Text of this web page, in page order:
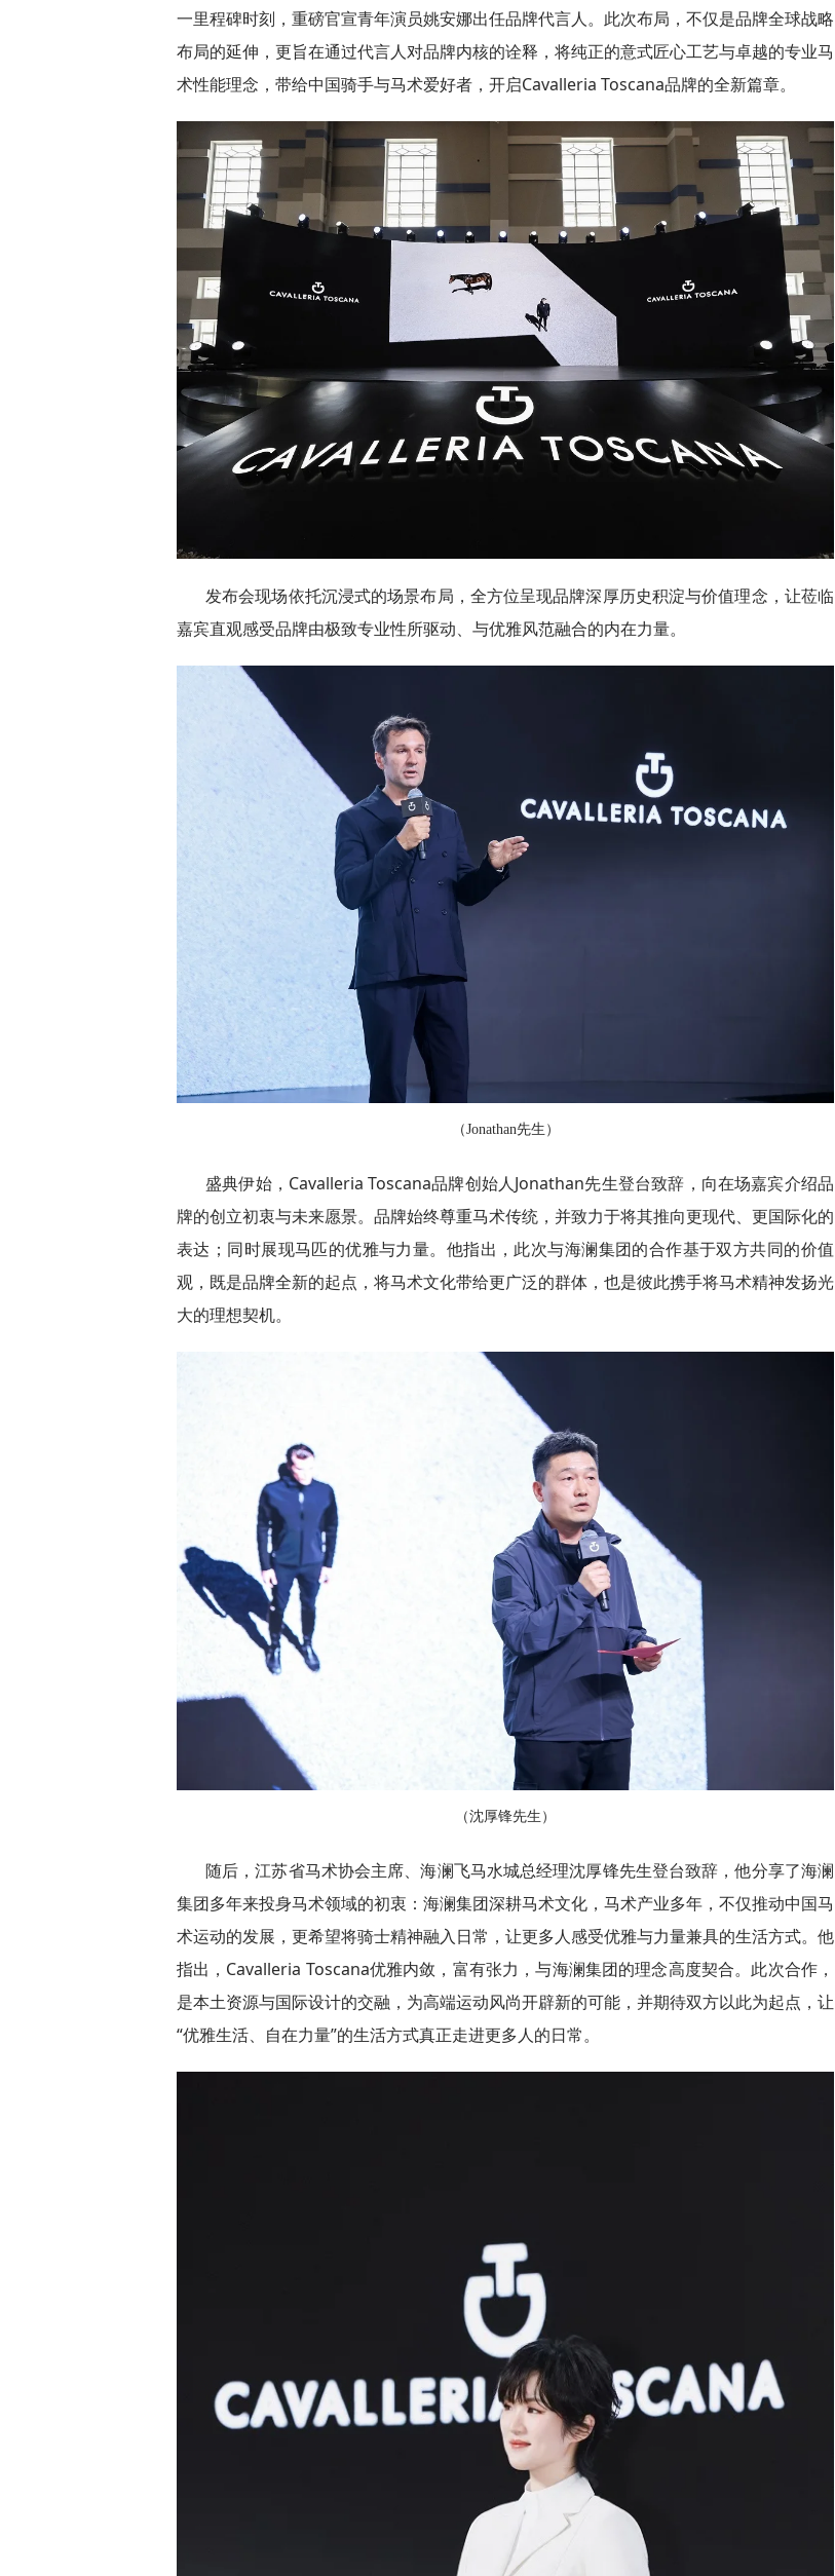
一里程碑时刻，重磅官宣青年演员姚安娜出任品牌代言人。此次布局，不仅是品牌全球战略
布局的延伸，更旨在通过代言人对品牌内核的诠释，将纯正的意式匠心工艺与卓越的专业马
术性能理念，带给中国骑手与马术爱好者，开启Cavalleria Toscana品牌的全新篇章。
发布会现场依托沉浸式的场景布局，全方位呈现品牌深厚历史积淀与价值理念，让莅临
嘉宾直观感受品牌由极致专业性所驱动、与优雅风范融合的内在力量。
（Jonathan先生）
盛典伊始，Cavalleria Toscana品牌创始人Jonathan先生登台致辞，向在场嘉宾介绍品
牌的创立初衷与未来愿景。品牌始终尊重马术传统，并致力于将其推向更现代、更国际化的
表达；同时展现马匹的优雅与力量。他指出，此次与海澜集团的合作基于双方共同的价值
观，既是品牌全新的起点，将马术文化带给更广泛的群体，也是彼此携手将马术精神发扬光
大的理想契机。
（沈厚锋先生）
随后，江苏省马术协会主席、海澜飞马水城总经理沈厚锋先生登台致辞，他分享了海澜
集团多年来投身马术领域的初衷：海澜集团深耕马术文化，马术产业多年，不仅推动中国马
术运动的发展，更希望将骑士精神融入日常，让更多人感受优雅与力量兼具的生活方式。他
指出，Cavalleria Toscana优雅内敛，富有张力，与海澜集团的理念高度契合。此次合作，
是本土资源与国际设计的交融，为高端运动风尚开辟新的可能，并期待双方以此为起点，让
“优雅生活、自在力量”的生活方式真正走进更多人的日常。